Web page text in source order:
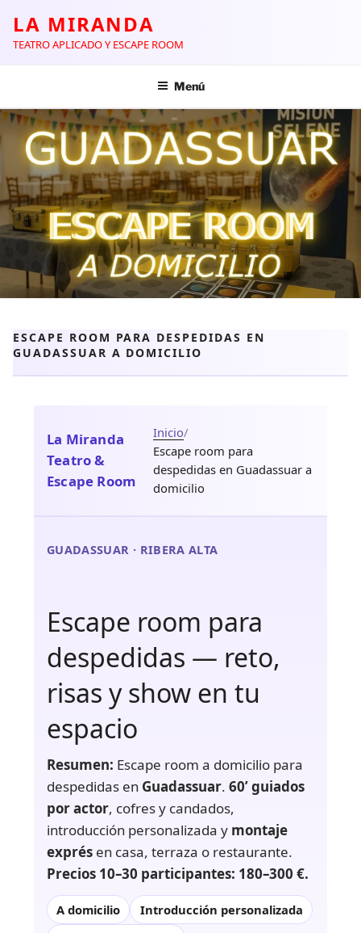
LA MIRANDA
TEATRO APLICADO Y ESCAPE ROOM
Menú
ESCAPE ROOM PARA DESPEDIDAS EN
GUADASSUAR A DOMICILIO
La Miranda
Teatro &
Escape Room
Inicio/
Escape room para
despedidas en Guadassuar a
domicilio
GUADASSUAR · RIBERA ALTA
Escape room para
despedidas — reto,
risas y show en tu
espacio
Resumen: Escape room a domicilio para
despedidas en Guadassuar. 60’ guiados
por actor, cofres y candados,
introducción personalizada y montaje
exprés en casa, terraza o restaurante.
Precios 10–30 participantes: 180–300 €.
A domicilio
Introducción personalizada